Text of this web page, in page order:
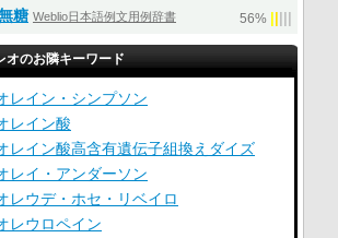
糖 Weblio日本語例文用例辞書 56%
オのお隣キーワード
レイン・シンプソン
レイン酸
レイン酸高含有遺伝子組換えダイズ
レイ・アンダーソン
レウデ・ホセ・リベイロ
レウロペイン